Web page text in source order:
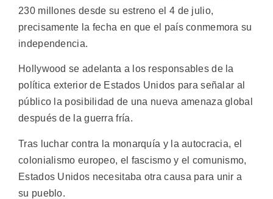
230 millones desde su estreno el 4 de julio,
precisamente la fecha en que el país conmemora su
independencia.
Hollywood se adelanta a los responsables de la
política exterior de Estados Unidos para señalar al
público la posibilidad de una nueva amenaza global
después de la guerra fría.
Tras luchar contra la monarquía y la autocracia, el
colonialismo europeo, el fascismo y el comunismo,
Estados Unidos necesitaba otra causa para unir a
su pueblo.